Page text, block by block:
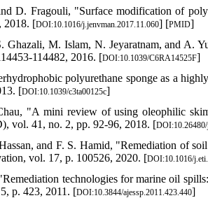
D. Fragouli, "Surface modification of
2018. [DOI:10.1016/j.jenvman.2017.11.060] [PMID]
M. Islam, N. Jeyaratnam, and A.
114482, 2016. [DOI:10.1039/C6RA14525F]
polyurethane sponge as a
[DOI:10.1039/c3ta00125c]
"A mini review of using oleophilic
vol. 41, no. 2, pp. 92-96, 2018. [
and F. S. Hamid, "Remediation of
vol. 17, p. 100526, 2020. [DOI:10.1016/
technologies for marine oil
p. 423, 2011. [DOI:10.3844/ajessp.2011.423.440]